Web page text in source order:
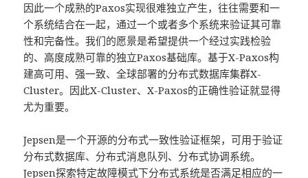
因此一个成熟的Paxos实现很难独立产生，往往需要和一
个系统结合在一起，通过一个或者多个系统来验证其可靠
性和完备性。我们的愿景是希望提供一个经过实践检验
的、高度成熟可靠的独立Paxos基础库。基于X-Paxos构
建高可用、强一致、全球部署的分布式数据库集群X-
Cluster。因此X-Cluster、X-Paxos的正确性验证就显得
尤为重要。
Jepsen是一个开源的分布式一致性验证框架，可用于验证
分布式数据库、分布式消息队列、分布式协调系统。
Jepsen探索特定故障模式下分布式系统是否满足相应的一